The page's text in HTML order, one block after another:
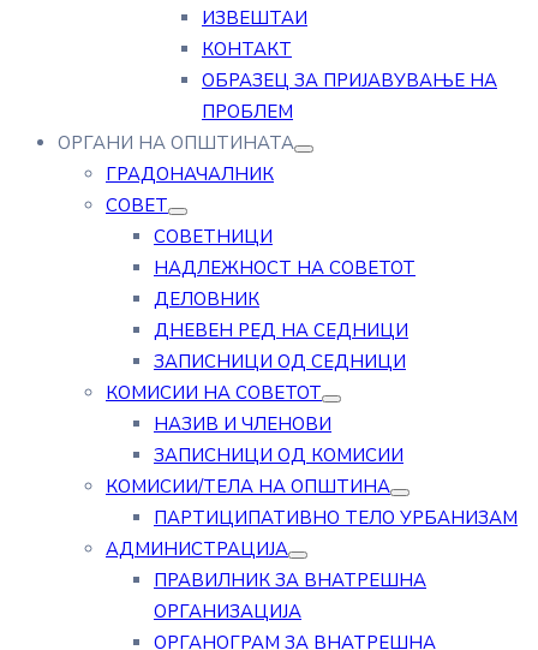
ИЗВЕШТАИ
КОНТАКТ
ОБРАЗЕЦ ЗА ПРИЈАВУВАЊЕ НА
ПРОБЛЕМ
ОРГАНИ НА ОПШТИНАТА
ГРАДОНАЧАЛНИК
СОВЕТ
СОВЕТНИЦИ
НАДЛЕЖНОСТ НА СОВЕТОТ
ДЕЛОВНИК
ДНЕВЕН РЕД НА СЕДНИЦИ
ЗАПИСНИЦИ ОД СЕДНИЦИ
КОМИСИИ НА СОВЕТОТ
НАЗИВ И ЧЛЕНОВИ
ЗАПИСНИЦИ ОД КОМИСИИ
КОМИСИИ/ТЕЛА НА ОПШТИНА
ПАРТИЦИПАТИВНО ТЕЛО УРБАНИЗАМ
АДМИНИСТРАЦИЈА
ПРАВИЛНИК ЗА ВНАТРЕШНА
ОРГАНИЗАЦИЈА
ОРГАНОГРАМ ЗА ВНАТРЕШНА